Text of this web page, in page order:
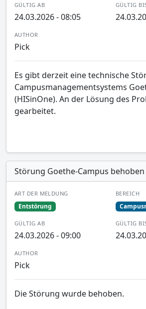
GÜLTIG AB
24.03.2026 - 08:05
GÜLTIG
AUTHOR
Pick
Es gibt derzeit eine technische
Campusmanagementsystems
(HISinOne). An der Lösung des
gearbeitet.
Störung Goethe-Campus behoben
ART DER MELDUNG
Entstörung
BEREICH
GÜLTIG AB
24.03.2026 - 09:00
GÜLTIG
AUTHOR
Pick
Die Störung wurde behoben.